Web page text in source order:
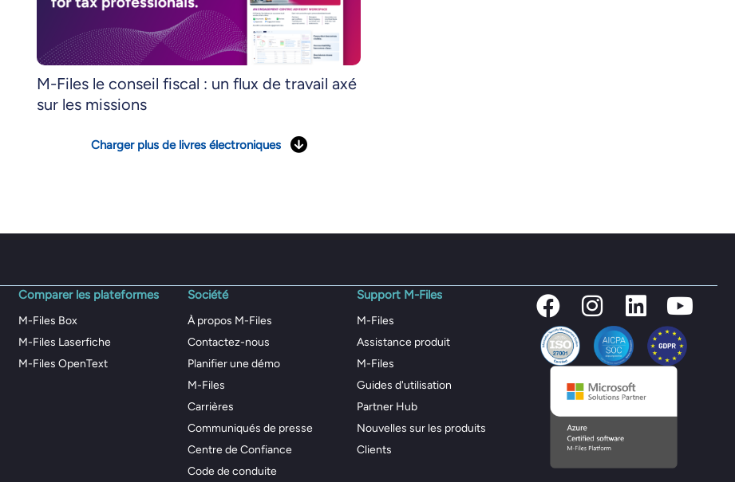
M-Files le conseil fiscal : un flux de travail axé
sur les missions
Charger plus de livres électroniques
Comparer les plateformes
M-Files Box
M-Files Laserfiche
M-Files OpenText
Société
À propos M-Files
Contactez-nous
Planifier une démo
M-Files
Carrières
Communiqués de presse
Centre de Confiance
Code de conduite
Support M-Files
M-Files
Assistance produit
M-Files
Guides d'utilisation
Partner Hub
Nouvelles sur les produits
Clients